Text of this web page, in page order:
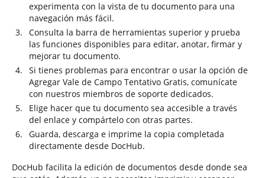
experimenta con la vista de tu documento para una
navegación más fácil.
Consulta la barra de herramientas superior y prueba
las funciones disponibles para editar, anotar, firmar y
mejorar tu documento.
Si tienes problemas para encontrar o usar la opción de
Agregar Vale de Campo Tentativo Gratis, comunícate
con nuestros miembros de soporte dedicados.
Elige hacer que tu documento sea accesible a través
del enlace y compártelo con otras partes.
Guarda, descarga e imprime la copia completada
directamente desde DocHub.
DocHub facilita la edición de documentos desde donde sea